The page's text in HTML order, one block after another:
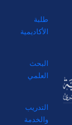
طلبة
الأكاديمية
البحث
العلمي
التدريب
والخدمة